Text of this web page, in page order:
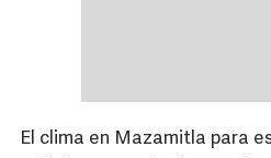
El clima en Mazamitla para